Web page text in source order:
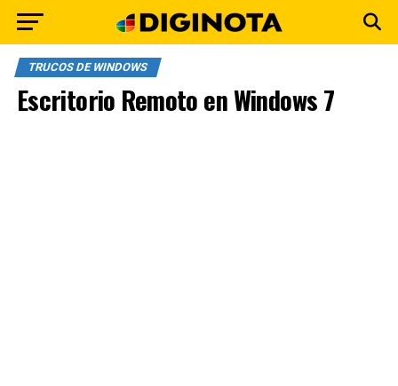
TRUCOS DE WINDOWS
Escritorio Remoto en Windows 7